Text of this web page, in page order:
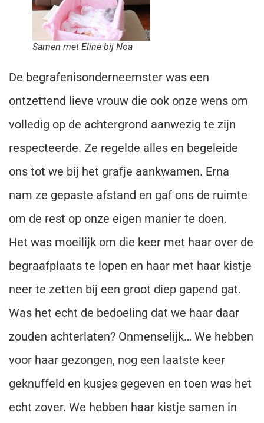
Samen met Eline bij Noa
De begrafenisonderneemster was een
ontzettend lieve vrouw die ook onze wens om
volledig op de achtergrond aanwezig te zijn
respecteerde. Ze regelde alles en begeleide
ons tot we bij het grafje aankwamen. Erna
nam ze gepaste afstand en gaf ons de ruimte
om de rest op onze eigen manier te doen.
Het was moeilijk om die keer met haar over de
begraafplaats te lopen en haar met haar kistje
neer te zetten bij een groot diep gapend gat.
Was het echt de bedoeling dat we haar daar
zouden achterlaten? Onmenselijk… We hebben
voor haar gezongen, nog een laatste keer
geknuffeld en kusjes gegeven en toen was het
echt zover. We hebben haar kistje samen in